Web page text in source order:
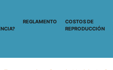
REGLAMENTO
COSTOS DE
REPRODUCCIÓN